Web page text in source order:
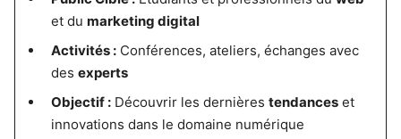
et du marketing digital
Activités :Conférences, ateliers, échanges avec
des experts
Objectif :Découvrir les dernières tendanceset
innovations dans le domaine numérique